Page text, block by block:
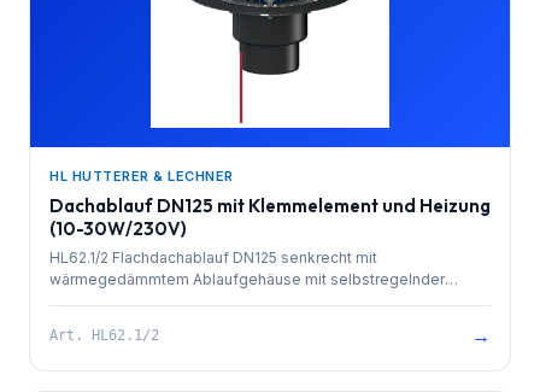
HL HUTTERER & LECHNER
Dachablauf DN125 mit Klemmelement und Heizung
(10-30W/230V)
HL62.1/2 Flachdachablauf DN125 senkrecht mit
wärmegedämmtem Ablaufgehäuse mit selbstregelnder
Wärmequelle zum Direktanschluss an das 230 V Netz (10-30
Einbinden von Dichtfolien und Laubfangkorb d 180 mm.
Bauschutz im Lieferumfang enthalten.
Art. HL62.1/2 →